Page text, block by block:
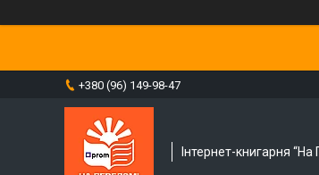
+380 (96) 149-98-47
Інтернет-книгарня “На